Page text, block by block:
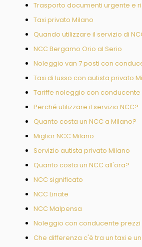
Trasporto documenti urgente e
Taxi privato Milano
Quando utilizzare il servizio di
NCC Bergamo Orio al Serio
Noleggio van 7 posti con
Taxi di lusso con autista privato
Tariffe noleggio con conducente
Perché utilizzare il servizio NCC?
Quanto costa un NCC a Milano?
Miglior NCC Milano
Servizio autista privato Milano
Quanto costa un NCC all'ora?
NCC significato
NCC Linate
NCC Malpensa
Noleggio con conducente prezzi
Che differenza c'è tra un taxi e un